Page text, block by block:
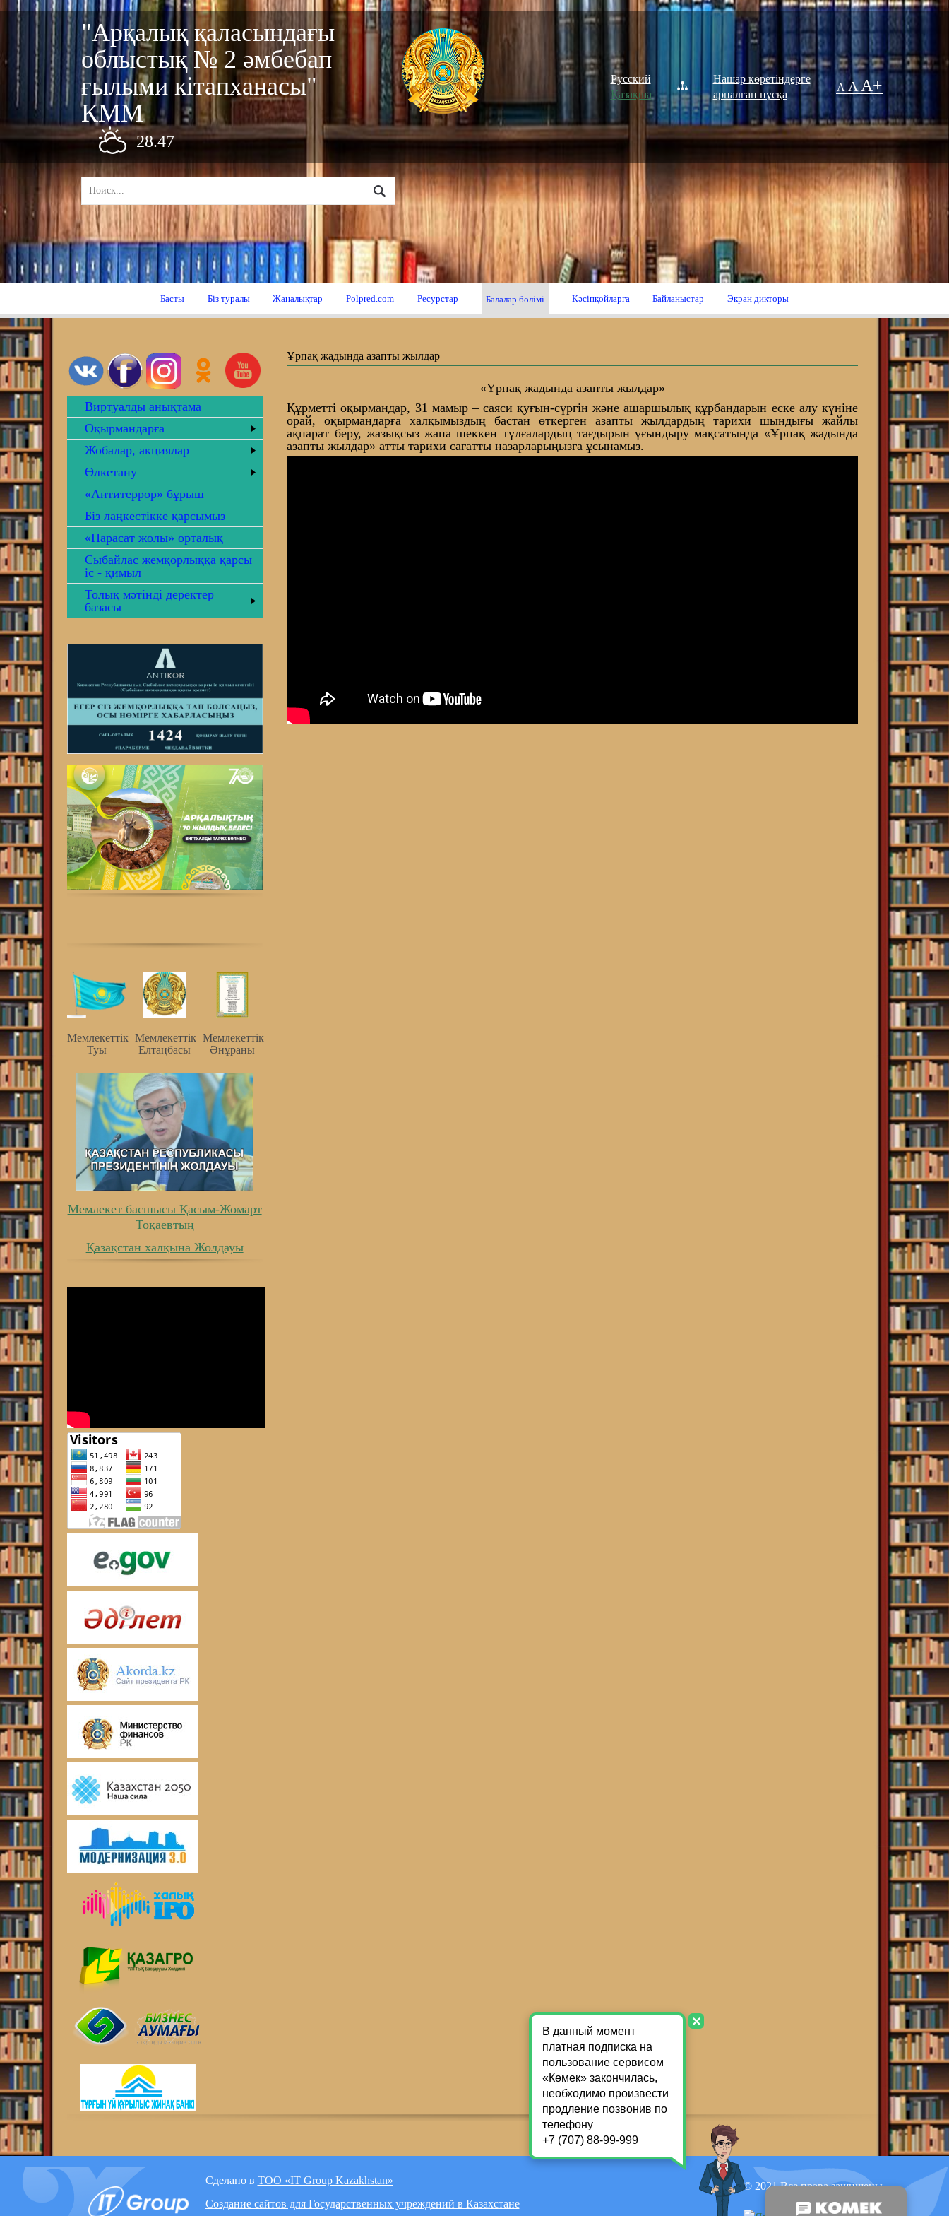
"Арқалық қаласындағы
облыстық № 2 әмбебап
ғылыми кітапханасы"
КММ
28.47
Русский
Қазақша
Нашар көретіндерге
арналған нұсқа
A A A+
Басты Біз туралы Жаңалықтар Polpred.com Ресурстар Балалар бөлімі Кәсіпқойларға Байланыстар Экран дикторы
Виртуалды анықтама
Оқырмандарға
Жобалар, акциялар
Өлкетану
«Антитеррор» бұрыш
Біз лаңкестікке қарсымыз
«Парасат жолы» орталық
Сыбайлас жемқорлыққа қарсы
іс - қимыл
Толық мәтінді деректер
базасы
Мемлекеттiк
Туы
Мемлекеттiк
Елтаңбасы
Мемлекеттiк
Әнұраны
Мемлекет басшысы Қасым-Жомарт
Тоқаевтың
Қазақстан халқына Жолдауы
Ұрпақ жадында азапты жылдар
«Ұрпақ жадында азапты жылдар»
Құрметті оқырмандар, 31 мамыр – саяси қуғын-сүргін және ашаршылық құрбандарын еске алу күніне
орай, оқырмандарға халқымыздың бастан өткерген азапты жылдардың тарихи шындығы жайлы
ақпарат беру, жазықсыз жапа шеккен тұлғалардың тағдырын ұғындыру мақсатында «Ұрпақ жадында
азапты жылдар» атты тарихи сағатты назарларыңызға ұсынамыз.
Сделано в ТОО «IT Group Kazakhstan»
Создание сайтов для Государственных учреждений в Казахстане
© 2021 Все права защищены